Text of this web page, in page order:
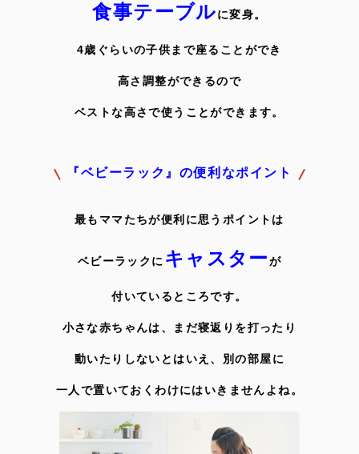
食事テーブルに変身。
4歳ぐらいの子供まで座ることができ
高さ調整ができるので
ベストな高さで使うことができます。
『ベビーラック』の便利なポイント
最もママたちが便利に思うポイントは
ベビーラックに キャスターが
付いているところです。
小さな赤ちゃんは、まだ寝返りを打ったり
動いたりしないとはいえ、 別の部屋に
一人で置いておくわけにはいきませんよね。